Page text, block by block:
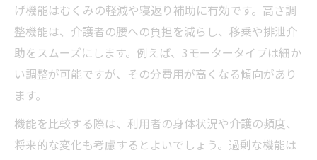
げ機能はむくみの軽減や寝返り補助に有効です。高さ調
整機能は、介護者の腰への負担を減らし、移乗や排泄介
助をスムーズにします。例えば、3モータータイプは細か
い調整が可能ですが、その分費用が高くなる傾向があり
ます。
機能を比較する際は、利用者の身体状況や介護の頻度、
将来的な変化も考慮するとよいでしょう。過剰な機能は